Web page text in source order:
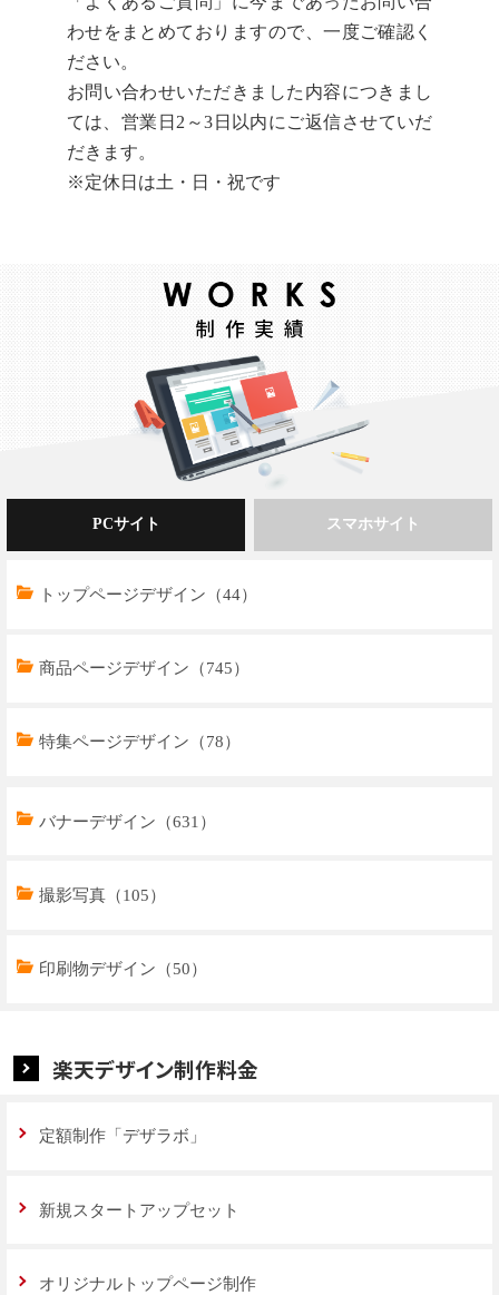
わせをまとめておりますので、一度ご確認く
ださい。
お問い合わせいただきました内容につきまし
ては、営業日2～3日以内にご返信させていだ
だきます。
※定休日は土・日・祝です
PCサイト
トップページデザイン（44）
商品ページデザイン（745）
特集ページデザイン（78）
スマホサイト
トップページデザイン（32）
商品ページデザイン（769）
特集ページデザイン（59）
バナーデザイン（631）
撮影写真（105）
印刷物デザイン（50）
楽天デザイン制作料金
定額制作「デザラボ」
新規スタートアップセット
オリジナルトップページ制作